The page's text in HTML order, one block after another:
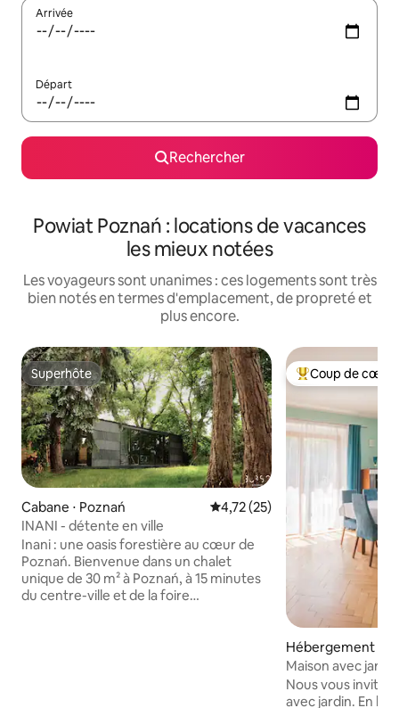
Arrivée
Départ
Rechercher
Powiat Poznań : locations de vacances
les mieux notées
Les voyageurs sont unanimes : ces logements sont très
bien notés en termes d'emplacement, de propreté et
plus encore.
Superhôte
Superhôte
Cabane ⋅ Poznań Évaluation moyenne sur la
4,72 (25)
INANI - détente en ville
Inani : une oasis forestière au cœur de
Poznań. Bienvenue dans un chalet
unique de 30 m² à Poznań, à 15 minutes
du centre-ville et de la foire
Coups de cœur
Coup de cœur
Hébergement ⋅
Maison avec
Nous vous
avec jardin. En bas, nous avons un salon